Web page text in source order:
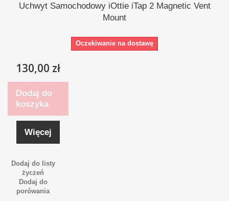
Uchwyt Samochodowy iOttie iTap 2 Magnetic Vent
Mount
Oczekiwanie na dostawę
130,00 zł
Dodaj do
koszyka
Więcej
Dodaj do listy
życzeń
Dodaj do
porówania